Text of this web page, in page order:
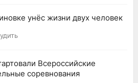
унёс жизни двух человек
Всероссийские
соревнования